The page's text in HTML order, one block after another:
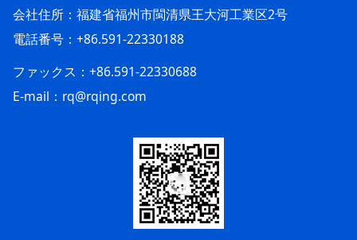
会社住所：福建省福州市閩清県王大河工業区2号
電話番号：+86.591-22330188
ファックス：+86.591-22330688
E-mail：rq@rqing.com